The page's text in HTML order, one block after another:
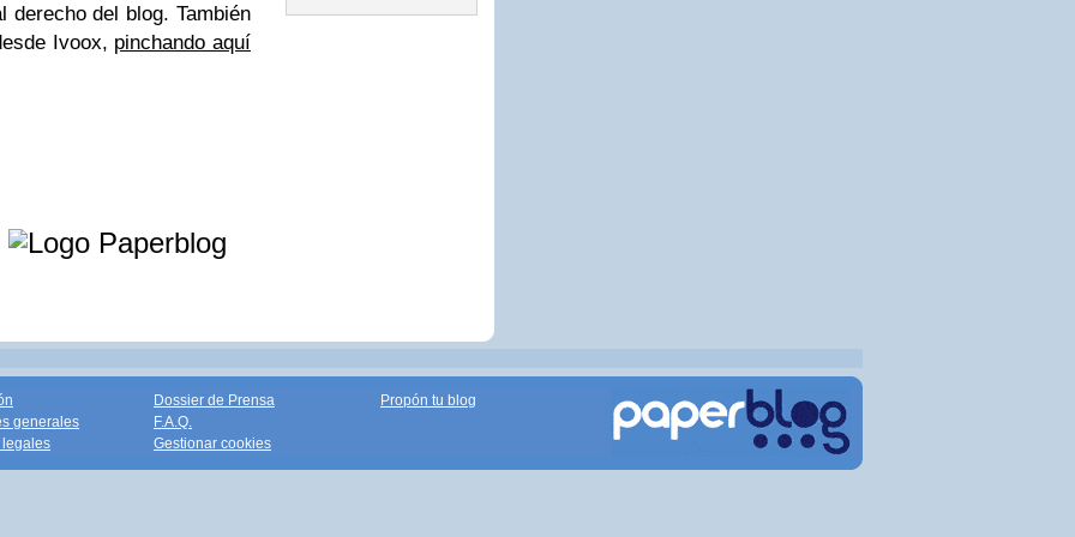
del blog. También
Ivoox, pinchando aquí
generales
Dossier de Prensa
F.A.Q.
Gestionar cookies
Propón tu blog